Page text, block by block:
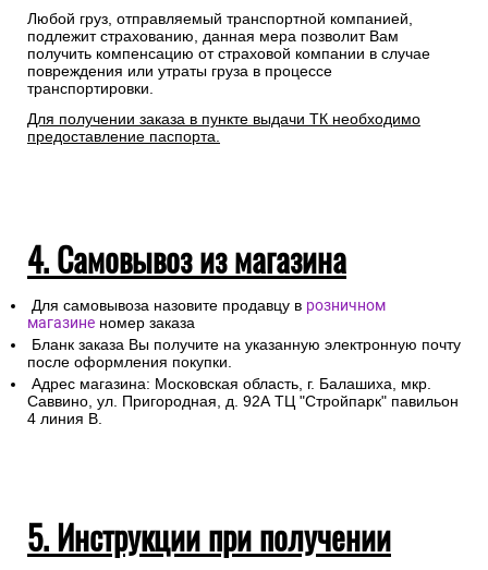
Специалисты интернет-магазина свяжутся с Вами для
подтверждения заказа и уточнения внесенных данных.
Любой груз, отправляемый транспортной компанией,
подлежит страхованию, данная мера позволит Вам
получить компенсацию от страховой компании в случае
повреждения или утраты груза в процессе
транспортировки.
4. Самовывоз из магазина
Для самовывоза назовите продавцу в
магазиненомер заказа
Бланк заказа Вы получите на указанную электронную почту
после оформления покупки.